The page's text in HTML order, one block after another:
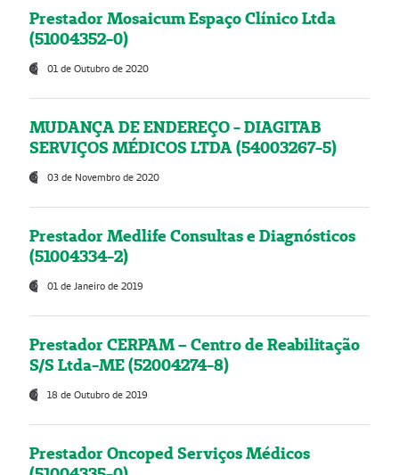
Prestador Mosaicum Espaço Clínico Ltda
(51004352-0)
01 de Outubro de 2020
MUDANÇA DE ENDEREÇO - DIAGITAB
SERVIÇOS MÉDICOS LTDA (54003267-5)
03 de Novembro de 2020
Prestador Medlife Consultas e Diagnósticos
(51004334-2)
01 de Janeiro de 2019
Prestador CERPAM – Centro de Reabilitação
S/S Ltda-ME (52004274-8)
18 de Outubro de 2019
Prestador Oncoped Serviços Médicos